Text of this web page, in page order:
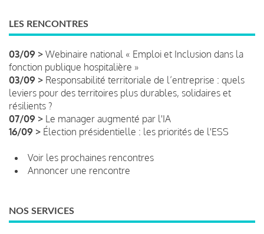
LES RENCONTRES
03/09 > Webinaire national « Emploi et Inclusion dans la
fonction publique hospitalière »
03/09 > Responsabilité territoriale de l’entreprise : quels
leviers pour des territoires plus durables, solidaires et
résilients ?
07/09 > Le manager augmenté par l'IA
16/09 > Élection présidentielle : les priorités de l'ESS
Voir les prochaines rencontres
Annoncer une rencontre
NOS SERVICES